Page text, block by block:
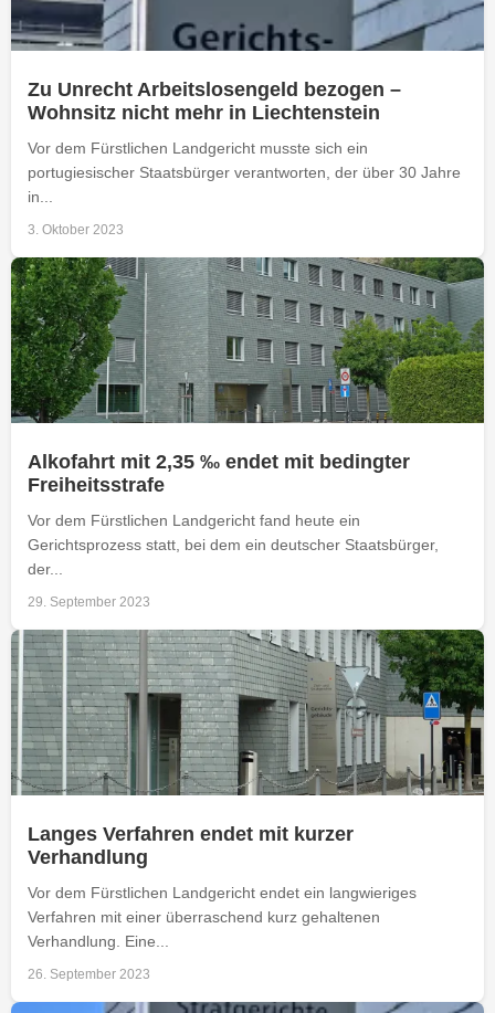
Zu Unrecht Arbeitslosengeld bezogen –
Wohnsitz nicht mehr in Liechtenstein
Vor dem Fürstlichen Landgericht musste sich ein
portugiesischer Staatsbürger verantworten, der über 30 Jahre
in...
3. Oktober 2023
Alkofahrt mit 2,35 ‰ endet mit bedingter
Freiheitsstrafe
Vor dem Fürstlichen Landgericht fand heute ein
Gerichtsprozess statt, bei dem ein deutscher Staatsbürger,
der...
29. September 2023
Langes Verfahren endet mit kurzer
Verhandlung
Vor dem Fürstlichen Landgericht endet ein langwieriges
Verfahren mit einer überraschend kurz gehaltenen
Verhandlung. Eine...
26. September 2023